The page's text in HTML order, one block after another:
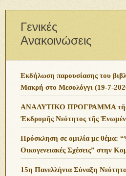
Γενικές
Ανακοινώσεις
Εκδήλωση παρουσίασης του
Μακρή στο Μεσολόγγι (19-7-
ΑΝΑΛΥΤΙΚΟ ΠΡΟΓΡΑΜΜΑ τῆς
Ἐκδρομῆς Νεότητος τῆς
Πρόσκληση σε ομιλία με θέμα:
Οικογενειακές Σχέσεις” στην
15η Πανελλήνια Σύναξη